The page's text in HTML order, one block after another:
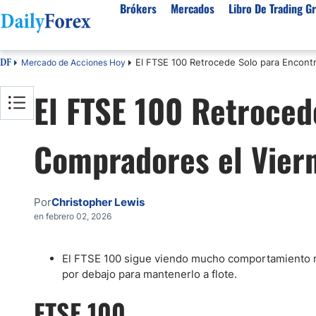
Brókers
España
Argentina
Mexico
Costa Rica
Guatemala
Cuba
Mercados
Divisas
EUR/USD
USD/COP
USD/PEN
Todas las
Materias Primas
Oro (XAU/USD)
Plata (XAG/
Petróleo WTI
Indices
Libro De Trading
Sobre Nosotros
Política editorial
Cómo generamos ingresos
Nuestra metodología
Por qué confiar en nosotros
DF Mercado de Acciones Hoy El FTSE 100 Retrocede Solo para
El FTSE 100
Compradores el
PorChristopher Lewis
en febrero 02, 2026
El FTSE 100 sigue viendo mucho
por debajo para mantenerlo a flote.